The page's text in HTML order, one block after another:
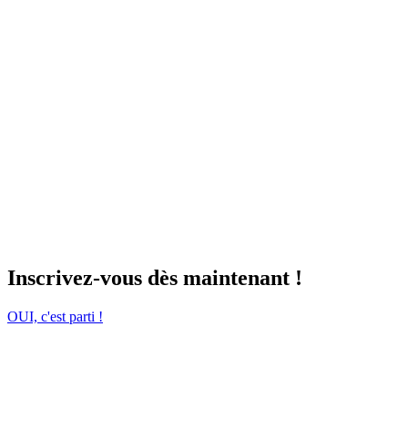
Inscrivez-vous dès maintenant !
OUI, c'est parti !